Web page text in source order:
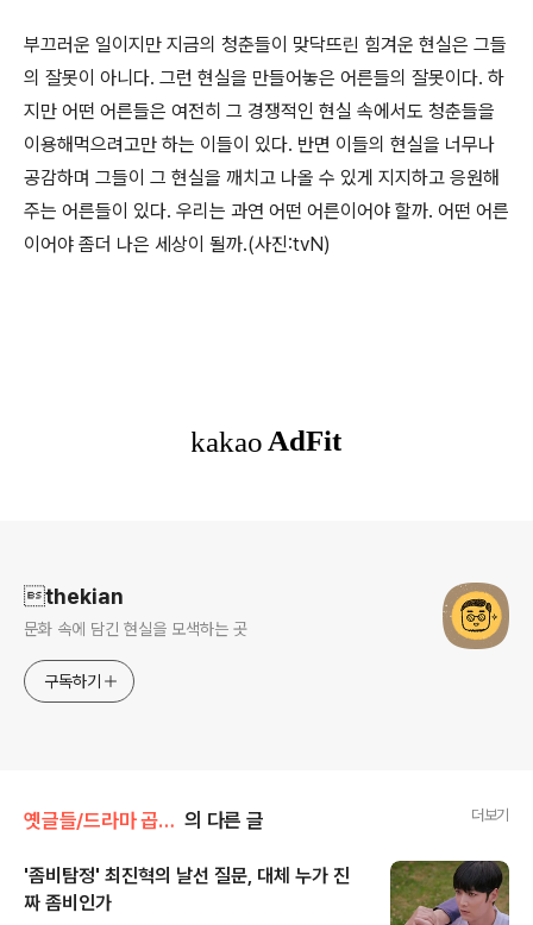
부끄러운 일이지만 지금의 청춘들이 맞닥뜨린 힘겨운 현실은 그들
의 잘못이 아니다. 그런 현실을 만들어놓은 어른들의 잘못이다. 하
지만 어떤 어른들은 여전히 그 경쟁적인 현실 속에서도 청춘들을
이용해먹으려고만 하는 이들이 있다. 반면 이들의 현실을 너무나
공감하며 그들이 그 현실을 깨치고 나올 수 있게 지지하고 응원해
주는 어른들이 있다. 우리는 과연 어떤 어른이어야 할까. 어떤 어른
이어야 좀더 나은 세상이 될까.(사진:tvN)
thekian
문화 속에 담긴 현실을 모색하는 곳
구독하기
옛글들/드라마 곱씹기 의 다른 글 더보기
'좀비탐정' 최진혁의 날선 질문, 대체 누가 진
짜 좀비인가